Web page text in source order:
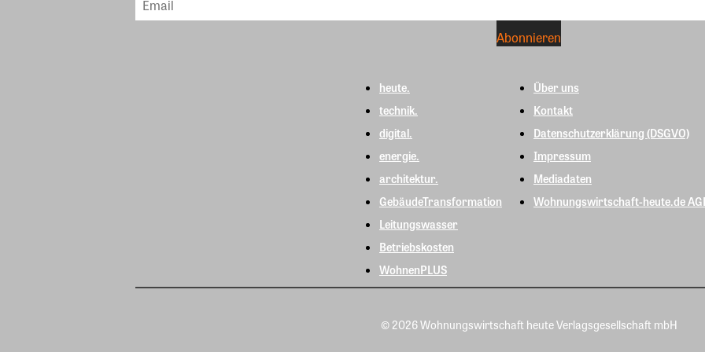
heute.
technik.
digital.
energie.
architektur.
GebäudeTransformation
Leitungswasser
Betriebskosten
WohnenPLUS
Über uns
Kontakt
Datenschutzerklärung (DSGVO)
Impressum
Mediadaten
Wohnungswirtschaft-heute.de
© 2026 Wohnungswirtschaft heute Verlagsgesellschaft mbH